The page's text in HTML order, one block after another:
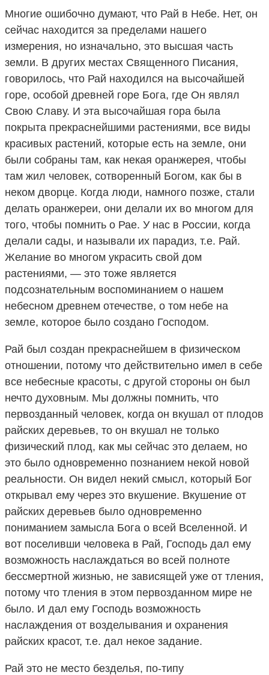
Многие ошибочно думают, что Рай в Небе. Нет, он
сейчас находится за пределами нашего
измерения, но изначально, это высшая часть
земли. В других местах Священного Писания,
говорилось, что Рай находился на высочайшей
горе, особой древней горе Бога, где Он являл
Свою Славу. И эта высочайшая гора была
покрыта прекраснейшими растениями, все виды
красивых растений, которые есть на земле, они
были собраны там, как некая оранжерея, чтобы
там жил человек, сотворенный Богом, как бы в
неком дворце. Когда люди, намного позже, стали
делать оранжереи, они делали их во многом для
того, чтобы помнить о Рае. У нас в России, когда
делали сады, и называли их парадиз, т.е. Рай.
Желание во многом украсить свой дом
растениями, — это тоже является
подсознательным воспоминанием о нашем
небесном древнем отечестве, о том небе на
земле, которое было создано Господом.
Рай был создан прекраснейшем в физическом
отношении, потому что действительно имел в себе
все небесные красоты, с другой стороны он был
нечто духовным. Мы должны помнить, что
первозданный человек, когда он вкушал от плодов
райских деревьев, то он вкушал не только
физический плод, как мы сейчас это делаем, но
это было одновременно познанием некой новой
реальности. Он видел некий смысл, который Бог
открывал ему через это вкушение. Вкушение от
райских деревьев было одновременно
пониманием замысла Бога о всей Вселенной. И
вот поселивши человека в Рай, Господь дал ему
возможность наслаждаться во всей полноте
бессмертной жизнью, не зависящей уже от тления,
потому что тления в этом первозданном мире не
было. И дал ему Господь возможность
наслаждения от возделывания и охранения
райских красот, т.е. дал некое задание.
Рай это не место безделья, по-типу